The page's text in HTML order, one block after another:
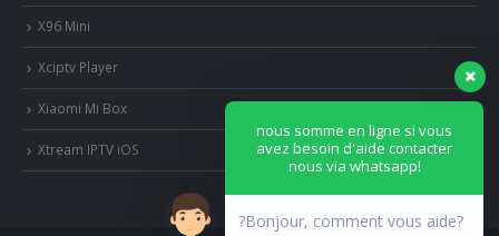
X96 Mini
Xciptv Player
Xiaomi Mi Box
Xtream IPTV iOS
nous somme en ligne si vous
avez besoin d'aide contacter
nous via whatsapp!
?Bonjour, comment vous aide?